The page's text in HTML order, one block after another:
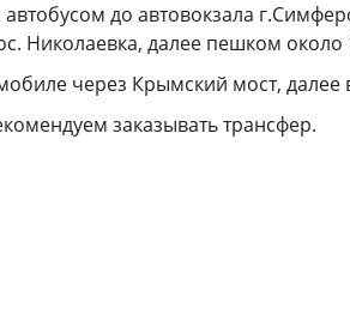
до автовокзала
Николаевка, далее пешком около
через Крымский мост,
заказывать трансфер.